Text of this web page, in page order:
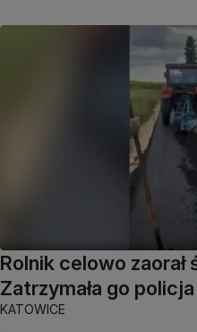
Rolnik celowo
Zatrzymała go policja
KATOWICE